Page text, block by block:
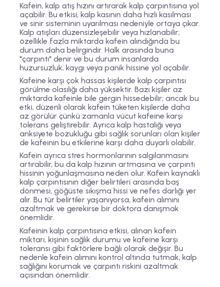
Kafein, kalp atış hızını artırarak kalp çarpıntısına yol
açabilir. Bu etkisi, kalp kasının daha hızlı kasılması
ve sinir sisteminin uyarılması nedeniyle ortaya çıkar.
Kalp atışları düzensizleşebilir veya hızlanabilir;
özellikle fazla miktarda kafein alındığında bu
durum daha belirgindir. Halk arasında buna
"çarpıntı" denir ve bu durum insanlarda
huzursuzluk, kaygı veya panik hissine yol açabilir.
Kafeine karşı çok hassas kişilerde kalp çarpıntısı
görülme olasılığı daha yüksektir. Bazı kişiler az
miktarda kafeinle bile gergin hissedebilir; ancak bu
etki, düzenli olarak kafein tüketen kişilerde daha
az görülür çünkü zamanla vücut kafeine karşı
tolerans geliştirebilir. Ayrıca kalp hastalığı veya
anksiyete bozukluğu gibi sağlık sorunları olan kişiler
de kafeinin bu etkilerine karşı daha duyarlı olabilir.
Kafein ayrıca stres hormonlarının salgılanmasını
artırabilir, bu da kalp hızının artmasına ve çarpıntı
hissinin yoğunlaşmasına neden olur. Kafein kaynaklı
kalp çarpıntısının diğer belirtileri arasında baş
dönmesi, göğüste sıkışma hissi ve nefes darlığı yer
alır. Bu tür belirtiler yaşanıyorsa, kafein alımını
azaltmak ve gerekirse bir doktora danışmak
önemlidir.
Kafeinin kalp çarpıntısına etkisi, alınan kafein
miktarı, kişinin sağlık durumu ve kafeine karşı
toleransı gibi faktörlere bağlı olarak değişir. Bu
nedenle kafein alımını kontrol altında tutmak, kalp
sağlığını korumak ve çarpıntı riskini azaltmak
açısından önemlidir.